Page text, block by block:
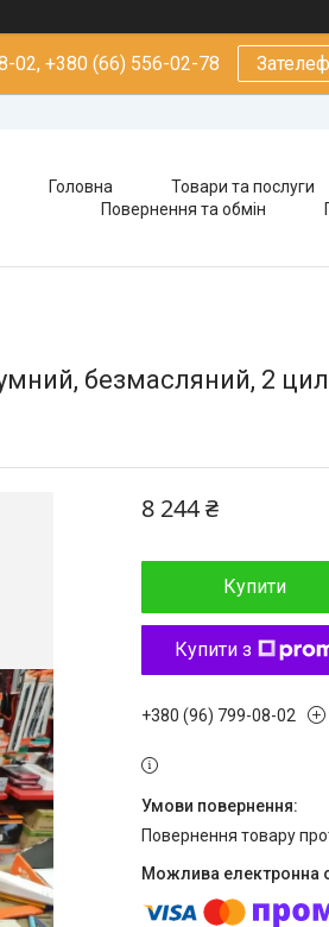
02, +380 (66) 556-02-78
Головна Товари та послуги
Повернення та обмін
безмасляний, 2
8 244 ₴
Купити
Купити з
+380 (96) 799-08-02
повернення товару